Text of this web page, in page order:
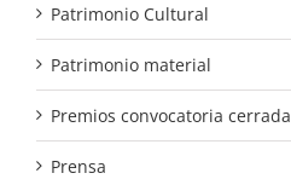
Patrimonio Cultural
Patrimonio material
Premios convocatoria cerrada
Prensa